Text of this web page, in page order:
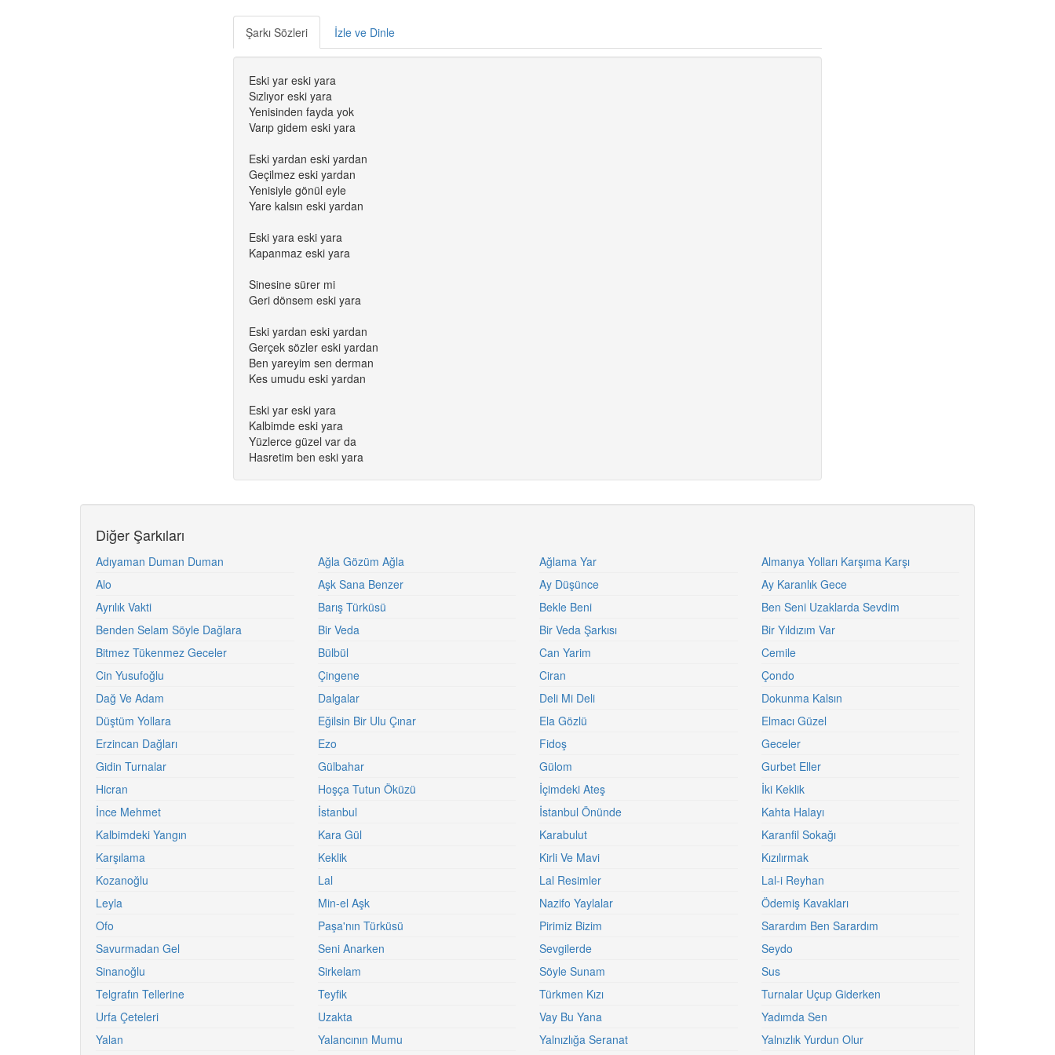
Şarkı Sözleri İzle ve Dinle
Eski yar eski yara
Sızlıyor eski yara
Yenisinden fayda yok
Varıp gidem eski yara
Eski yardan eski yardan
Geçilmez eski yardan
Yenisiyle gönül eyle
Yare kalsın eski yardan
Eski yara eski yara
Kapanmaz eski yara
Sinesine sürer mi
Geri dönsem eski yara
Eski yardan eski yardan
Gerçek sözler eski yardan
Ben yareyim sen derman
Kes umudu eski yardan
Eski yar eski yara
Kalbimde eski yara
Yüzlerce güzel var da
Hasretim ben eski yara
Diğer Şarkıları
Adıyaman Duman Duman Ağla Gözüm Ağla Ağlama Yar
Almanya Yolları Karşıma Karşı
Alo
Aşk Sana Benzer Ay Düşünce
Ay Karanlık Gece
Ayrılık Vakti
Barış Türküsü Bekle Beni
Ben Seni Uzaklarda Sevdim
Benden Selam Söyle Dağlara
Bir Veda Bir Veda Şarkısı
Bir Yıldızım Var
Bitmez Tükenmez Geceler
Bülbül Can Yarim
Cemile
Cin Yusufoğlu
Çingene Ciran
Çondo
Dağ Ve Adam
Dalgalar Deli Mi Deli
Dokunma Kalsın
Düştüm Yollara
Eğilsin Bir Ulu Çınar Ela Gözlü
Elmacı Güzel
Erzincan Dağları
Ezo Fidoş
Geceler
Gidin Turnalar
Gülbahar Gülom
Gurbet Eller
Hicran
Hoşça Tutun Öküzü İçimdeki Ateş
İki Keklik
İnce Mehmet
İstanbul İstanbul Önünde
Kahta Halayı
Kalbimdeki Yangın
Kara Gül Karabulut
Karanfil Sokağı
Karşılama
Keklik Kirli Ve Mavi
Kızılırmak
Kozanoğlu
Lal Lal Resimler
Lal-i Reyhan
Leyla
Min-el Aşk Nazifo Yaylalar
Ödemiş Kavakları
Ofo
Paşa'nın Türküsü Pirimiz Bizim
Sarardım Ben Sarardım
Savurmadan Gel
Seni Anarken Sevgilerde
Seydo
Sinanoğlu
Sirkelam Söyle Sunam
Sus
Telgrafın Tellerine
Teyfik Türkmen Kızı
Turnalar Uçup Giderken
Urfa Çeteleri
Uzakta Vay Bu Yana
Yadımda Sen
Yalan
Yalancının Mumu Yalnızlığa Seranat
Yalnızlık Yurdun Olur